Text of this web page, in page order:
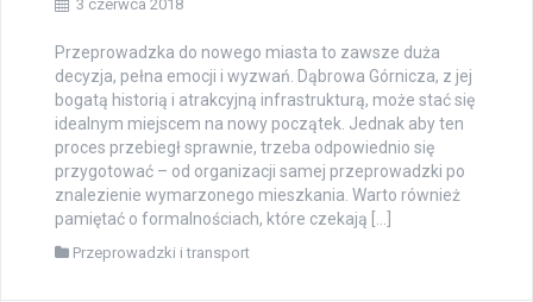
3 czerwca 2018
Przeprowadzka do nowego miasta to zawsze duża
decyzja, pełna emocji i wyzwań. Dąbrowa Górnicza, z jej
bogatą historią i atrakcyjną infrastrukturą, może stać się
idealnym miejscem na nowy początek. Jednak aby ten
proces przebiegł sprawnie, trzeba odpowiednio się
przygotować – od organizacji samej przeprowadzki po
znalezienie wymarzonego mieszkania. Warto również
pamiętać o formalnościach, które czekają […]
Przeprowadzki i transport